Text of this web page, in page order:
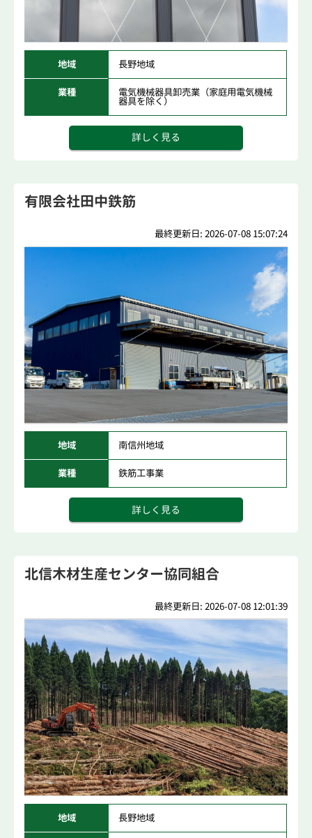
地域 長野地域
業種 電気機械器具卸売業（家庭用電気機械
器具を除く）
詳しく見る
有限会社田中鉄筋
最終更新日: 2026-07-08 15:07:24
地域 南信州地域
業種 鉄筋工事業
詳しく見る
北信木材生産センター協同組合
最終更新日: 2026-07-08 12:01:39
地域 長野地域